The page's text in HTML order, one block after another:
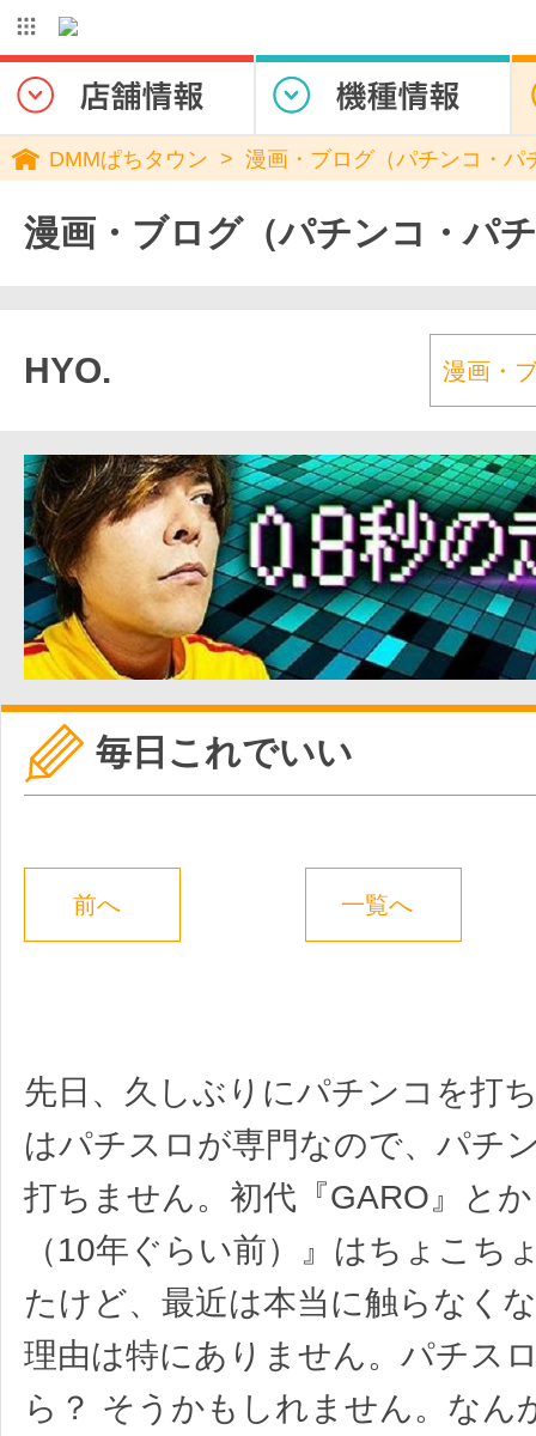
DMMぱちタウン 漫画・ブログ（パチンコ・パ
漫画・ブログ（パチンコ・パ
HYO. 漫画・
毎日これでいい
前へ 一覧へ
先日、久しぶりにパチンコを打
はパチスロが専門なので、パチ
打ちません。初代『GARO』と
（10年ぐらい前）』はちょこち
たけど、最近は本当に触らなく
理由は特にありません。パチス
ら？ そうかもしれません。なん